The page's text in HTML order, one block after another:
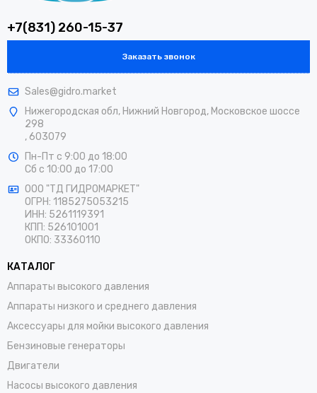
+7(831) 260-15-37
Заказать звонок
Sales@gidro.market
Нижегородская обл, Нижний Новгород, Московское шоссе
298
, 603079
Пн-Пт с 9:00 до 18:00
Сб с 10:00 до 17:00
ООО "ТД ГИДРОМАРКЕТ"
ОГРН: 1185275053215
ИНН: 5261119391
КПП: 526101001
ОКПО: 33360110
КАТАЛОГ
Аппараты высокого давления
Аппараты низкого и среднего давления
Аксессуары для мойки высокого давления
Бензиновые генераторы
Двигатели
Насосы высокого давления